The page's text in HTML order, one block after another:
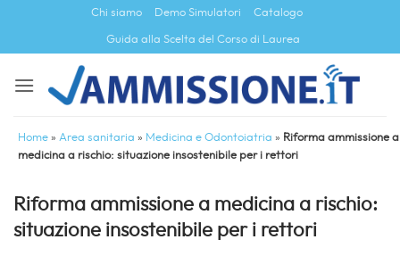
contenuti
Chi siamo Demo Simulatori Catalogo
Guida alla Scelta del Corso di Laurea
Home » Area sanitaria » Medicina e Odontoiatria » Riforma ammissione a
medicina a rischio: situazione insostenibile per i rettori
Riforma ammissione a medicina a rischio:
situazione insostenibile per i rettori